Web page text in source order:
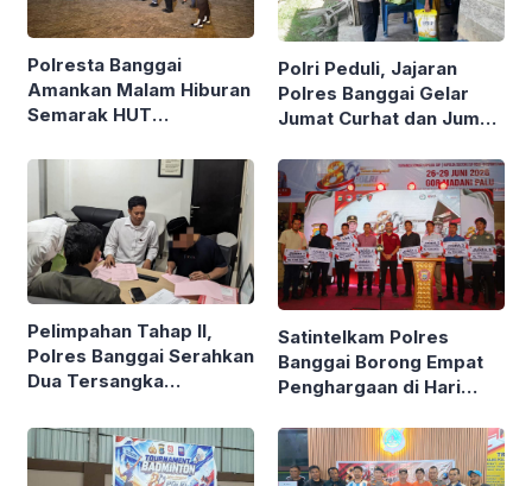
Polresta Banggai
Amankan Malam Hiburan
Semarak HUT
Polri Peduli, Jajaran
Polres Banggai Gelar
Jumat Curhat dan Jumat
Warga Sekaligus Bagi
Sembako
Pelimpahan Tahap II,
Polres Banggai Serahkan
Dua Tersangka
Satintelkam Polres
Banggai Borong Empat
Penghargaan di Hari
Polda Sulteng